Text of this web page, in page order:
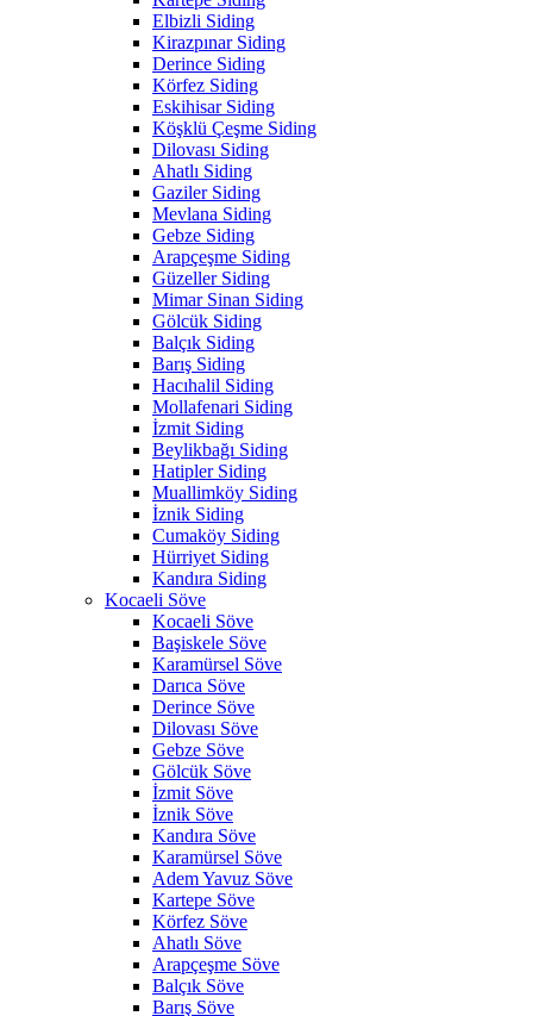
Elbizli Siding
Kirazpınar Siding
Derince Siding
Körfez Siding
Eskihisar Siding
Köşklü Çeşme Siding
Dilovası Siding
Ahatlı Siding
Gaziler Siding
Mevlana Siding
Gebze Siding
Arapçeşme Siding
Güzeller Siding
Mimar Sinan Siding
Gölcük Siding
Balçık Siding
Barış Siding
Hacıhalil Siding
Mollafenari Siding
İzmit Siding
Beylikbağı Siding
Hatipler Siding
Muallimköy Siding
İznik Siding
Cumaköy Siding
Hürriyet Siding
Kandıra Siding
Kocaeli Söve
Kocaeli Söve
Başiskele Söve
Karamürsel Söve
Darıca Söve
Derince Söve
Dilovası Söve
Gebze Söve
Gölcük Söve
İzmit Söve
İznik Söve
Kandıra Söve
Karamürsel Söve
Adem Yavuz Söve
Kartepe Söve
Körfez Söve
Ahatlı Söve
Arapçeşme Söve
Balçık Söve
Barış Söve